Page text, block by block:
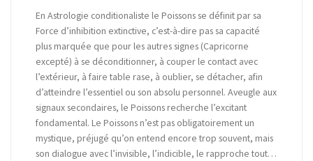
En Astrologie conditionaliste le Poissons se définit par sa
Force d’inhibition extinctive, c’est-à-dire pas sa capacité
plus marquée que pour les autres signes (Capricorne
excepté) à se déconditionner, à couper le contact avec
l’extérieur, à faire table rase, à oublier, se détacher, afin
d’atteindre l’essentiel ou son absolu personnel. Aveugle aux
signaux secondaires, le Poissons recherche l’excitant
fondamental. Le Poissons n’est pas obligatoirement un
mystique, préjugé qu’on entend encore trop souvent, mais
son dialogue avec l’invisible, l’indicible, le rapproche tout…